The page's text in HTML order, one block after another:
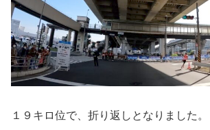
１９キロ位で、折り返しとなりました。